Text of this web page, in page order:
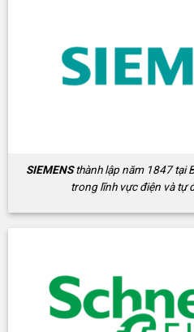
SIEMENSthành lập năm 1847 tại
trong lĩnh vực điện và tự